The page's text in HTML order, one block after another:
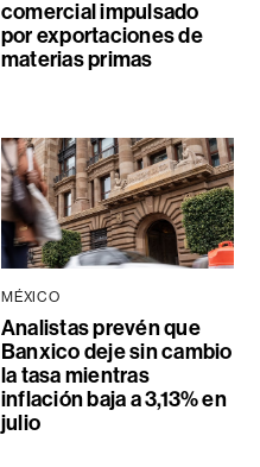
comercial impulsado
por exportaciones de
materias primas
MÉXICO
Analistas prevén que
Banxico deje sin cambio
la tasa mientras
inflación baja a 3,13% en
julio